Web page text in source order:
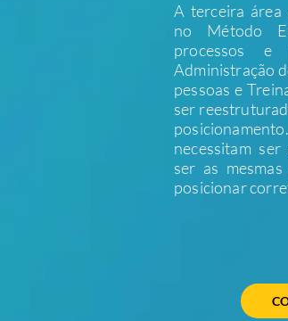
A terceira área
no Método
processos
Administração
pessoas e
ser
necessitam
ser as
posicionar